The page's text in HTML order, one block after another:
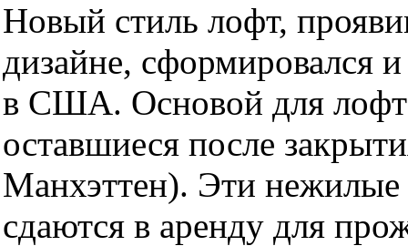
Новый стиль лофт,
дизайне, сформировался
в США. Основой для
оставшиеся после
Манхэттен). Эти нежилые
сдаются в аренду для